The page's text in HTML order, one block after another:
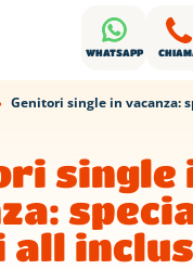
WHATSAPP
Genitori single in vacanza:
single
all